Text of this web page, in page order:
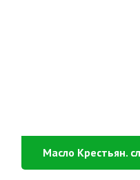
Масло Крестьян.